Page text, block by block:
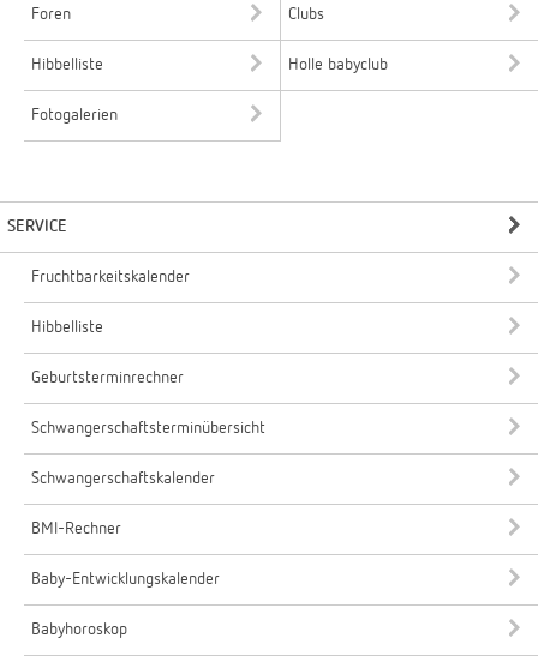
Foren Clubs
Hibbelliste Holle babyclub
Fotogalerien
SERVICE
Fruchtbarkeitskalender
Hibbelliste
Geburtsterminrechner
Schwangerschaftsterminübersicht
Schwangerschaftskalender
BMI-Rechner
Baby-Entwicklungskalender
Babyhoroskop